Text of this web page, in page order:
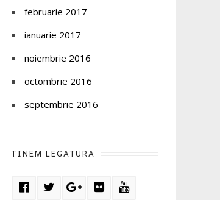
februarie 2017
ianuarie 2017
noiembrie 2016
octombrie 2016
septembrie 2016
TINEM LEGATURA